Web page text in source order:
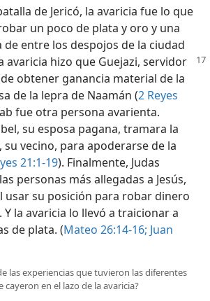
de Jericó, la avaricia fue lo que
un poco de plata y oro y una
entre los despojos de la ciudad
avaricia hizo que Guejazi, servidor
obtener ganancia material de la
de la lepra de Naamán (2 Reyes
fue otra persona avarienta.
su esposa pagana, tramara la
vecino, para apoderarse de la
21:1-19). Finalmente, Judas
personas más allegadas a Jesús,
usar su posición para robar dinero
la avaricia lo llevó a traicionar a
de plata. (Mateo 26:14-16; Juan
las experiencias que tuvieron las diferentes
cayeron en el lazo de la avaricia?